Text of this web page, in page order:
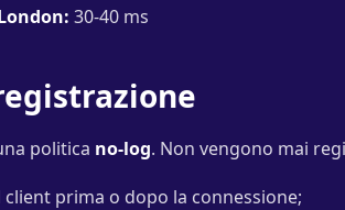
30-40 ms
politica no-log. Non vengono mai
prima o dopo la connessione;